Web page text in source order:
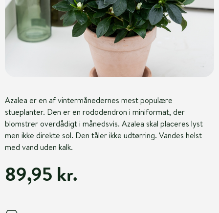
Azalea er en af vintermånedernes mest populære
stueplanter. Den er en rododendron i miniformat, der
blomstrer overdådigt i månedsvis. Azalea skal placeres lyst
men ikke direkte sol. Den tåler ikke udtørring. Vandes helst
med vand uden kalk.
89,95 kr.